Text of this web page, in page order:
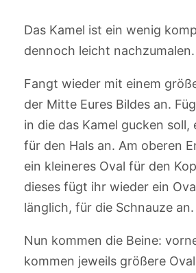
Das Kamel ist ein wenig
dennoch leicht nachzumalen.
Fangt wieder mit einem
der Mitte Eures Bildes an.
in die das Kamel gucken soll,
für den Hals an. Am oberen
ein kleineres Oval für den
dieses fügt ihr wieder ein
länglich, für die Schnauze an.
Nun kommen die Beine:
kommen jeweils größere